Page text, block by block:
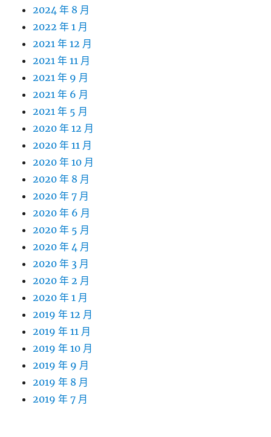
2024 年 8 月
2022 年 1 月
2021 年 12 月
2021 年 11 月
2021 年 9 月
2021 年 6 月
2021 年 5 月
2020 年 12 月
2020 年 11 月
2020 年 10 月
2020 年 8 月
2020 年 7 月
2020 年 6 月
2020 年 5 月
2020 年 4 月
2020 年 3 月
2020 年 2 月
2020 年 1 月
2019 年 12 月
2019 年 11 月
2019 年 10 月
2019 年 9 月
2019 年 8 月
2019 年 7 月